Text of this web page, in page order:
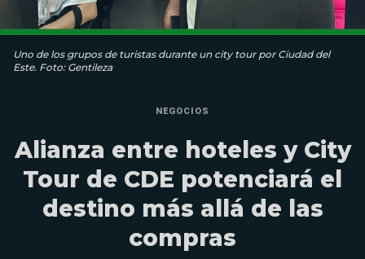
Uno de los grupos de turistas durante un city tour por Ciudad del
Este. Foto: Gentileza
NEGOCIOS
Alianza entre hoteles y City
Tour de CDE potenciará el
destino más allá de las
compras